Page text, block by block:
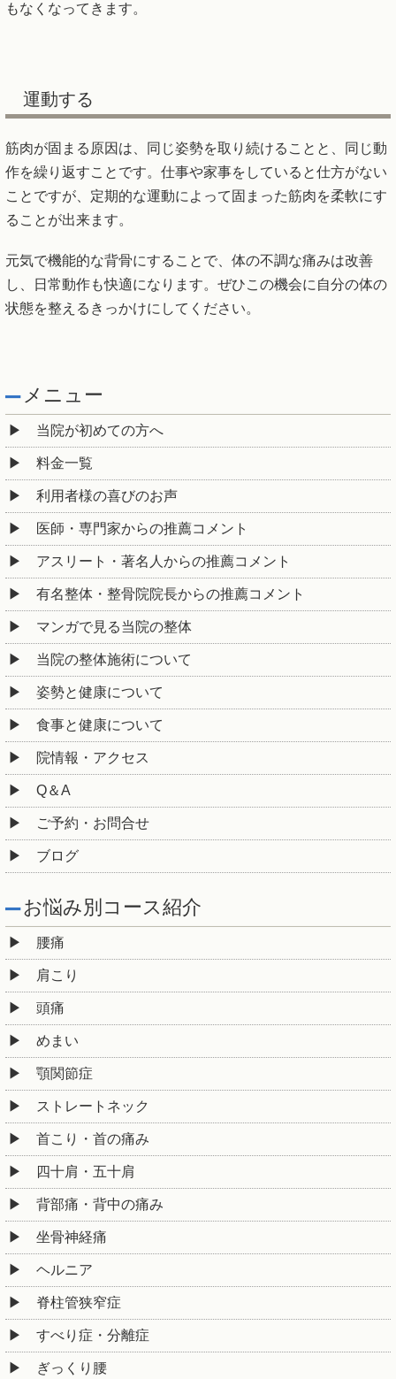
もなくなってきます。
運動する
筋肉が固まる原因は、同じ姿勢を取り続けることと、同じ動
作を繰り返すことです。仕事や家事をしていると仕方がない
ことですが、定期的な運動によって固まった筋肉を柔軟にす
ることが出来ます。
元気で機能的な背骨にすることで、体の不調な痛みは改善
し、日常動作も快適になります。ぜひこの機会に自分の体の
状態を整えるきっかけにしてください。
メニュー
当院が初めての方へ
料金一覧
利用者様の喜びのお声
医師・専門家からの推薦コメント
アスリート・著名人からの推薦コメント
有名整体・整骨院院長からの推薦コメント
マンガで見る当院の整体
当院の整体施術について
姿勢と健康について
食事と健康について
院情報・アクセス
Q＆A
ご予約・お問合せ
ブログ
お悩み別コース紹介
腰痛
肩こり
頭痛
めまい
顎関節症
ストレートネック
首こり・首の痛み
四十肩・五十肩
背部痛・背中の痛み
坐骨神経痛
ヘルニア
脊柱管狭窄症
すべり症・分離症
ぎっくり腰